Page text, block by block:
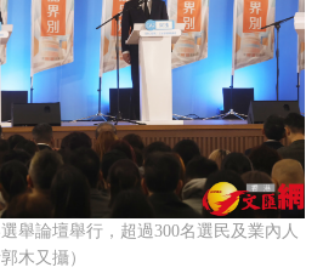
舉論壇舉行，超過300名選民及業內人
木又攝）